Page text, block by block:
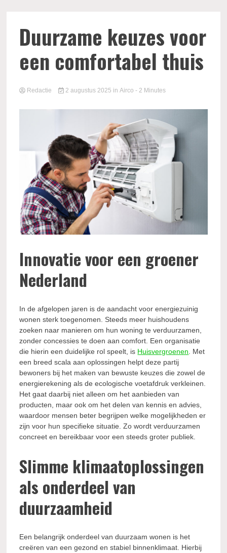
Duurzame keuzes voor
een comfortabel thuis
Redactie 2 augustus 2025 in Airco - 2 Minutes
Innovatie voor een groener
Nederland
In de afgelopen jaren is de aandacht voor energiezuinig
wonen sterk toegenomen. Steeds meer huishoudens
zoeken naar manieren om hun woning te verduurzamen,
zonder concessies te doen aan comfort. Een organisatie
die hierin een duidelijke rol speelt, is Huisvergroenen . Met
een breed scala aan oplossingen helpt deze partij
bewoners bij het maken van bewuste keuzes die zowel de
energierekening als de ecologische voetafdruk verkleinen.
Het gaat daarbij niet alleen om het aanbieden van
producten, maar ook om het delen van kennis en advies,
waardoor mensen beter begrijpen welke mogelijkheden er
zijn voor hun specifieke situatie. Zo wordt verduurzamen
concreet en bereikbaar voor een steeds groter publiek.
Slimme klimaatoplossingen
als onderdeel van
duurzaamheid
Een belangrijk onderdeel van duurzaam wonen is het
creëren van een gezond en stabiel binnenklimaat. Hierbij